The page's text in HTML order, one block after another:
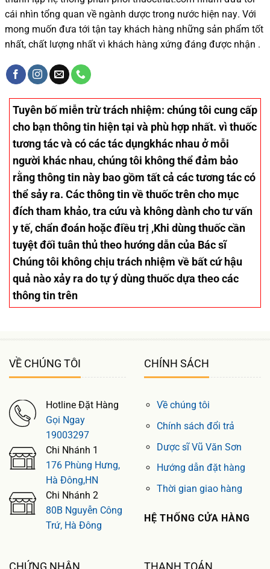
cái nhìn tổng quan về ngành dược trong nước hiện nay. Với
mong muốn đưa tới tận tay khách hàng những sản phẩm tốt
nhất, chất lượng nhất vì khách hàng xứng đáng được nhận .
Tuyên bố miễn trừ trách nhiệm: chúng tôi cung cấp
cho bạn thông tin hiện tại và phù hợp nhất. vì thuốc
tương tác và có các tác dụngkhác nhau ở mỗi
người khác nhau, chúng tôi không thể đảm bảo
rằng thông tin này bao gồm tất cả các tương tác có
thể sảy ra. Các thông tin về thuốc trên cho mục
đích tham khảo, tra cứu và không dành cho tư vấn
y tế, chẩn đoán hoặc điều trị ,Khi dùng thuốc cần
tuyệt đối tuân thủ theo hướng dẫn của Bác sĩ
Chúng tôi không chịu trách nhiệm về bất cứ hậu
quả nào xảy ra do tự ý dùng thuốc dựa theo các
thông tin trên
VỀ CHÚNG TÔI
Hotline Đặt Hàng
Gọi Ngay
19003297
Chi Nhánh 1
176 Phùng Hưng,
Hà Đông,HN
Chi Nhánh 2
80B Nguyễn Công
Trứ, Hà Đông
CHÍNH SÁCH
Về chúng tôi
Chính sách đổi trả
Dược sĩ Vũ Văn Sơn
Hướng dẫn đặt hàng
Thời gian giao hàng
HỆ THỐNG CỬA HÀNG
CHỨNG NHẬN THANH TOÁN